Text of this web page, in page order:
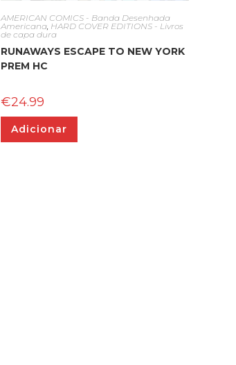
AMERICAN COMICS - Banda Desenhada
Americana, HARD COVER EDITIONS - Livros
de capa dura
RUNAWAYS ESCAPE TO NEW YORK
PREM HC
€24.99
Adicionar